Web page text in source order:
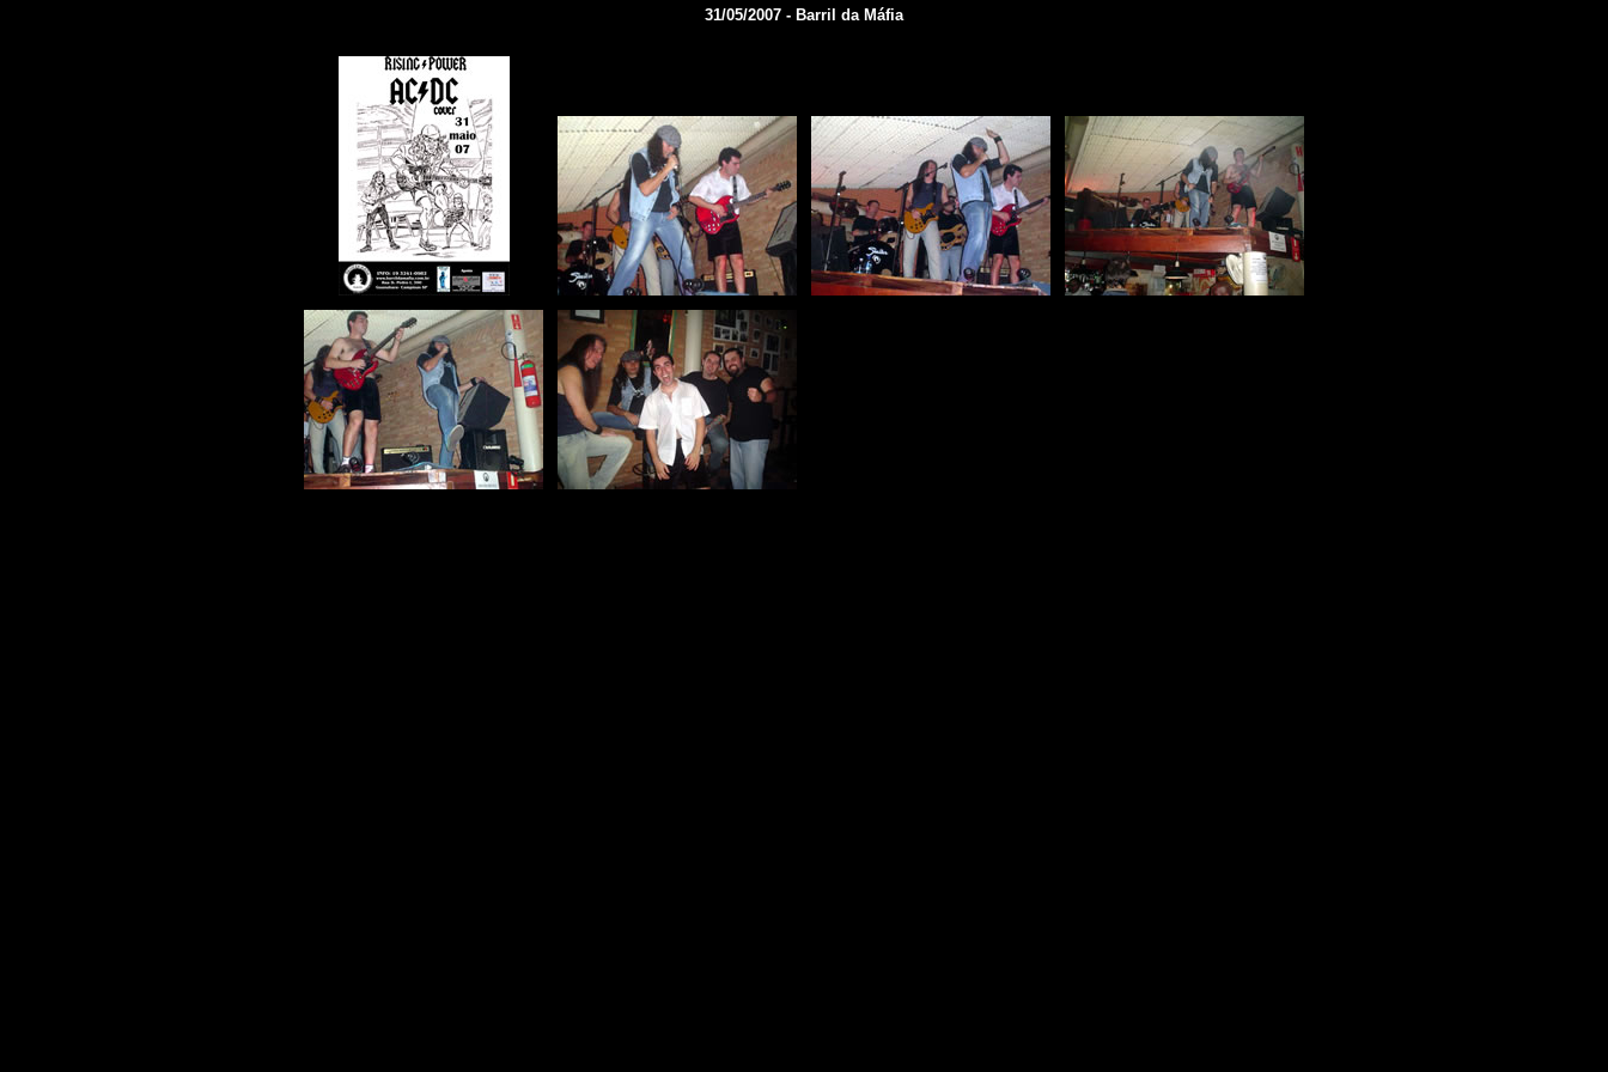
31/05/2007 - Barril da Máfia